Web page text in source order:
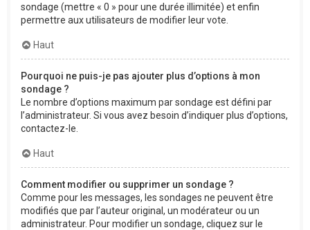
sondage (mettre « 0 » pour une durée illimitée) et enfin
permettre aux utilisateurs de modifier leur vote.
Haut
Pourquoi ne puis-je pas ajouter plus d’options à mon
sondage ?
Le nombre d’options maximum par sondage est défini par
l’administrateur. Si vous avez besoin d’indiquer plus d’options,
contactez-le.
Haut
Comment modifier ou supprimer un sondage ?
Comme pour les messages, les sondages ne peuvent être
modifiés que par l’auteur original, un modérateur ou un
administrateur. Pour modifier un sondage, cliquez sur le